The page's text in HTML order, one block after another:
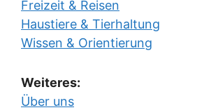
Freizeit & Reisen
Haustiere & Tierhaltung
Wissen & Orientierung
Weiteres:
Über uns